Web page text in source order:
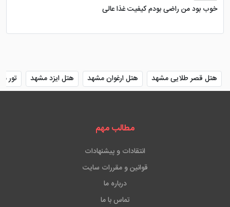
خوب بود من راضی بودم کیفیت غذا عالی
هتل قصر طلایی مشهد هتل ارغوان مشهد هتل ایزد مشهد تور
مطالب مهم
انتقادات و پیشنهادات
قوانین و مقررات سایت
درباره ما
تماس با ما